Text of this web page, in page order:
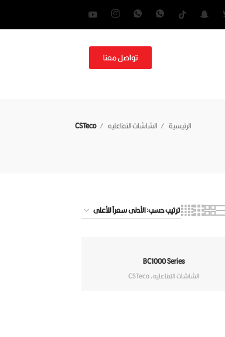
تواصل معنا
الرئيسية الشاشات التفاعليه CSTeco
BC1000 Series
الشاشات التفاعليه,
CSTeco